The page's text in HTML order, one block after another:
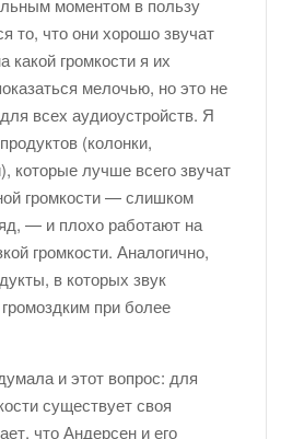
то, что они хорошо звучат
какой громкости я их
мелочью, но это не
всех аудиоустройств. Я
(колонки,
которые лучше всего звучат
громкости — слишком
— и плохо работают на
громкости. Аналогично,
в которых звук
при более
и этот вопрос: для
существует своя
что Андерсен и его